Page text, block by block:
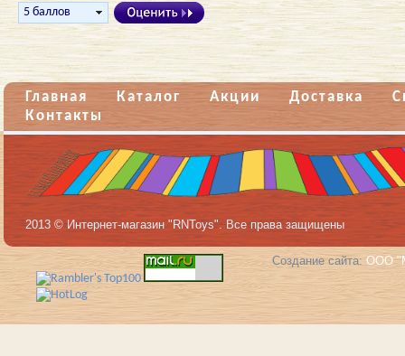
Главная Каталог Акции Доставка
Контакты
2013 © Интернет-магазин "RNToys". Все права защищены
Создание сайта: ООО